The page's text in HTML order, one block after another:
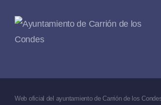
Web oficial del ayuntamiento de Carrión de los